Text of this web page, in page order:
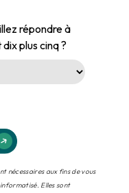
répondre à
plus cinq ?
nécessaires aux fins de vous
Elles sont